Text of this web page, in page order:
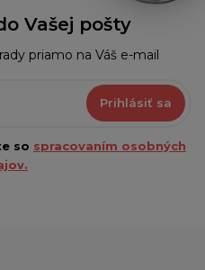
Vašej pošty
priamo na Váš e-mail
Prihlásiť sa
so spracovaním osobných